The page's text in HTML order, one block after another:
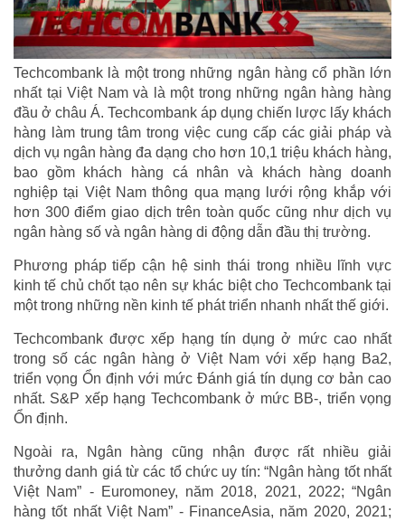
Techcombank là một trong những ngân hàng cổ phần lớn
nhất tại Việt Nam và là một trong những ngân hàng hàng
đầu ở châu Á. Techcombank áp dụng chiến lược lấy khách
hàng làm trung tâm trong việc cung cấp các giải pháp và
dịch vụ ngân hàng đa dạng cho hơn 10,1 triệu khách hàng,
bao gồm khách hàng cá nhân và khách hàng doanh
nghiệp tại Việt Nam thông qua mạng lưới rộng khắp với
hơn 300 điểm giao dịch trên toàn quốc cũng như dịch vụ
ngân hàng số và ngân hàng di động dẫn đầu thị trường.
Phương pháp tiếp cận hệ sinh thái trong nhiều lĩnh vực
kinh tế chủ chốt tạo nên sự khác biệt cho Techcombank tại
một trong những nền kinh tế phát triển nhanh nhất thế giới.
Techcombank được xếp hạng tín dụng ở mức cao nhất
trong số các ngân hàng ở Việt Nam với xếp hạng Ba2,
triển vọng Ổn định với mức Đánh giá tín dụng cơ bản cao
nhất. S&P xếp hạng Techcombank ở mức BB-, triển vọng
Ổn định.
Ngoài ra, Ngân hàng cũng nhận được rất nhiều giải
thưởng danh giá từ các tổ chức uy tín: “Ngân hàng tốt nhất
Việt Nam” - Euromoney, năm 2018, 2021, 2022; “Ngân
hàng tốt nhất Việt Nam” - FinanceAsia, năm 2020, 2021;